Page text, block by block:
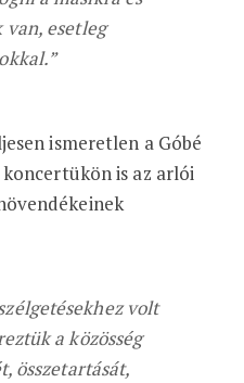
esetleg
ismeretlen a Góbé
koncertükön is az arlói
volt
a közösség
összetartását,